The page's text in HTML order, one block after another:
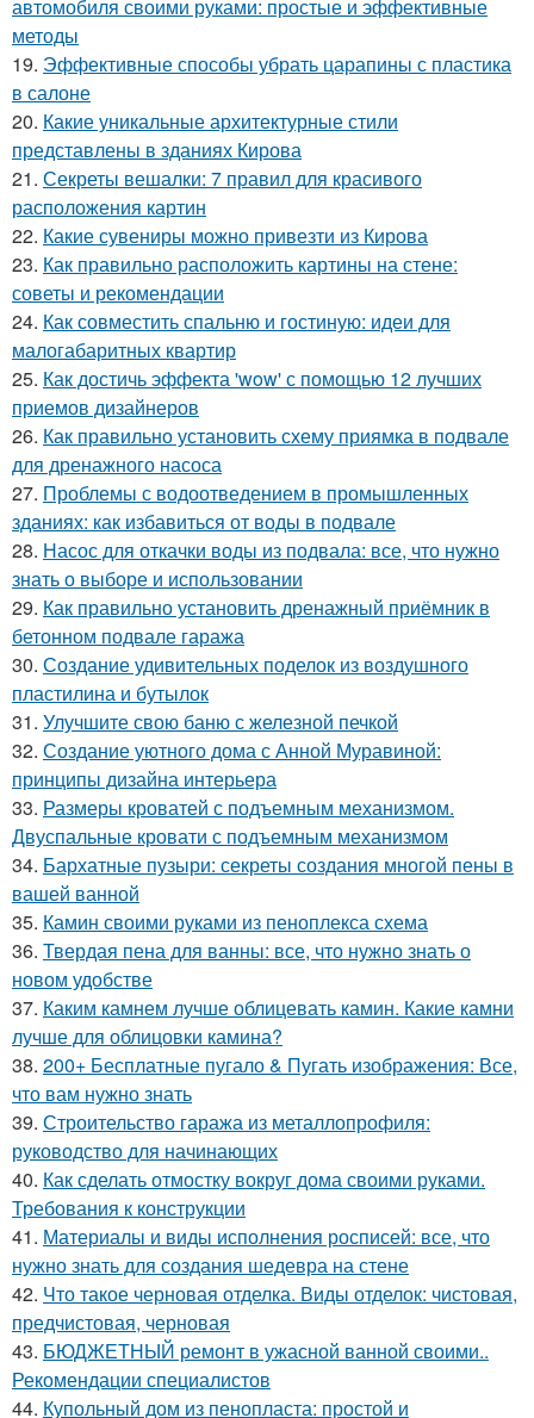
автомобиля своими руками: простые и эффективные
методы
19. Эффективные способы убрать царапины с пластика
в салоне
20. Какие уникальные архитектурные стили
представлены в зданиях Кирова
21. Секреты вешалки: 7 правил для красивого
расположения картин
22. Какие сувениры можно привезти из Кирова
23. Как правильно расположить картины на стене:
советы и рекомендации
24. Как совместить спальню и гостиную: идеи для
малогабаритных квартир
25. Как достичь эффекта 'wow' с помощью 12 лучших
приемов дизайнеров
26. Как правильно установить схему приямка в подвале
для дренажного насоса
27. Проблемы с водоотведением в промышленных
зданиях: как избавиться от воды в подвале
28. Насос для откачки воды из подвала: все, что нужно
знать о выборе и использовании
29. Как правильно установить дренажный приёмник в
бетонном подвале гаража
30. Создание удивительных поделок из воздушного
пластилина и бутылок
31. Улучшите свою баню с железной печкой
32. Создание уютного дома с Анной Муравиной:
принципы дизайна интерьера
33. Размеры кроватей с подъемным механизмом.
Двуспальные кровати с подъемным механизмом
34. Бархатные пузыри: секреты создания многой пены в
вашей ванной
35. Камин своими руками из пеноплекса схема
36. Твердая пена для ванны: все, что нужно знать о
новом удобстве
37. Каким камнем лучше облицевать камин. Какие камни
лучше для облицовки камина?
38. 200+ Бесплатные пугало & Пугать изображения: Все,
что вам нужно знать
39. Строительство гаража из металлопрофиля:
руководство для начинающих
40. Как сделать отмостку вокруг дома своими руками.
Требования к конструкции
41. Материалы и виды исполнения росписей: все, что
нужно знать для создания шедевра на стене
42. Что такое черновая отделка. Виды отделок: чистовая,
предчистовая, черновая
43. БЮДЖЕТНЫЙ ремонт в ужасной ванной своими..
Рекомендации специалистов
44. Купольный дом из пенопласта: простой и